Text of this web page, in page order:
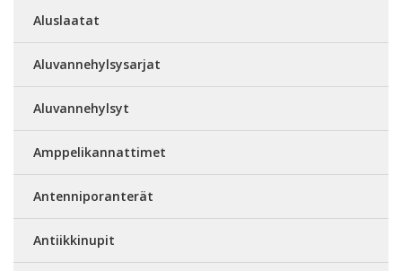
Aluslaatat
Aluvannehylsysarjat
Aluvannehylsyt
Amppelikannattimet
Antenniporanterät
Antiikkinupit